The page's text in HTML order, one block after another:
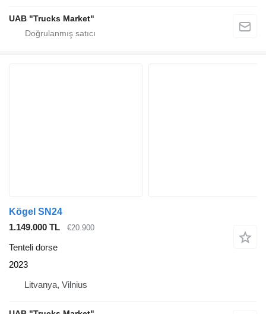
UAB "Trucks Market"
Kögel SN24
1.149.000 TL
€20.900
Tenteli dorse
2023
Litvanya, Vilnius